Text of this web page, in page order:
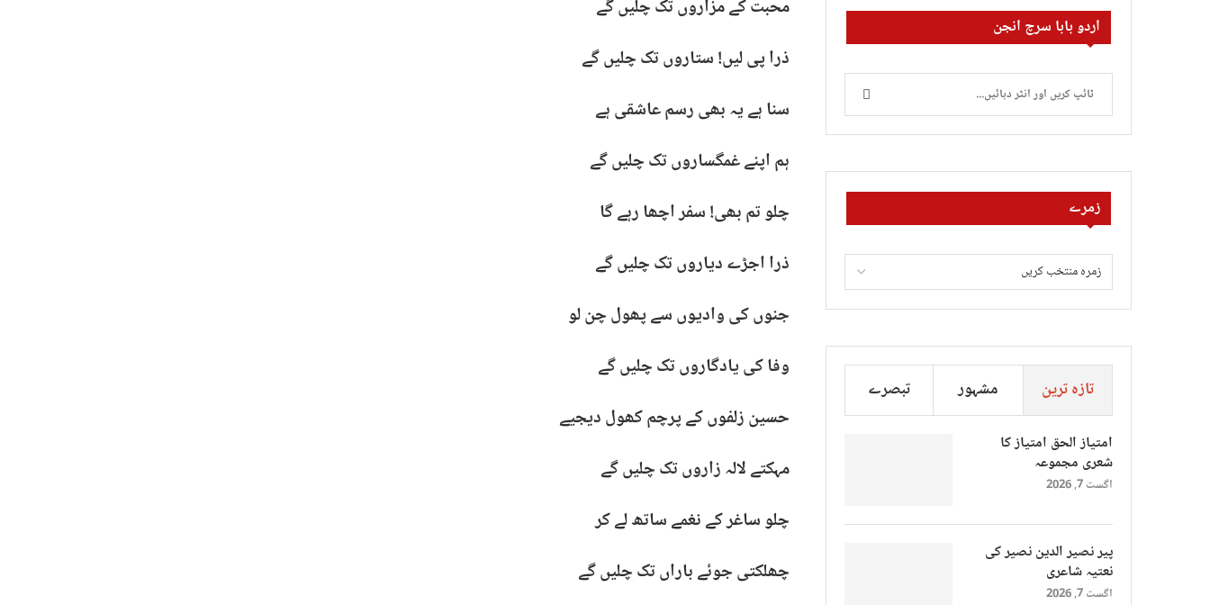
محبت کے مزاروں تک چلیں گے
ذرا پی لیں! ستاروں تک چلیں گے
سنا ہے یہ بھی رسم عاشقی ہے
ہم اپنے غمگساروں تک چلیں گے
چلو تم بھی! سفر اچھا رہے گا
ذرا اجڑے دیاروں تک چلیں گے
جنوں کی وادیوں سے پھول چن لو
وفا کی یادگاروں تک چلیں گے
حسین زلفوں کے پرچم کھول دیجیے
مہکتے لالہ زاروں تک چلیں گے
چلو ساغر کے نغمے ساتھ لے کر
چھلکتی جوئے باراں تک چلیں گے
اردو بابا سرچ انجن
زمرے
تازہ ترین مشہور تبصرے
امتیاز الحق امتیاز کا
شعری مجموعہ
اگست 7, 2026
پیر نصیر الدین نصیر کی
نعتیہ شاعری
اگست 7, 2026